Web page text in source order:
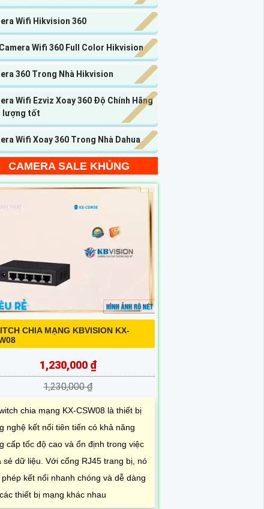
Wifi Hikvision 360
Wifi 360 Full Color Hikvision
360 Trong Nhà Hikvision
Wifi Ezviz Xoay 360 Độ Chính Hãng
lượng tốt
Wifi Xoay 360 Trong Nhà Dahua
CAMERA SALE KHỦNG
CHIA MẠNG KBVISION KX-
1,230,000 ₫
1,230,000 ₫
chia mạng KX-CSW08 là thiết bị
nghệ kết nối tiên tiến có khả năng
cấp tốc độ cao và ổn định trong việc
sẻ dữ liệu. Với cổng RJ45 trang bị, nó
phép kết nối nhanh chóng và dễ dàng
thiết bị mạng khác nhau